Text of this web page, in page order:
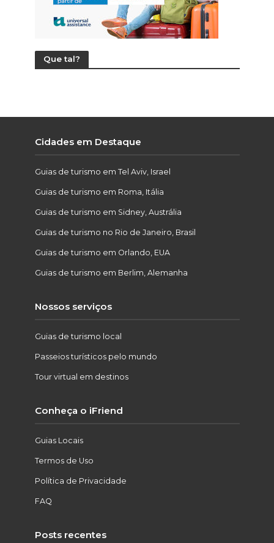
Que tal?
Cidades em Destaque
Guias de turismo em Tel Aviv, Israel
Guias de turismo em Roma, Itália
Guias de turismo em Sidney, Austrália
Guias de turismo no Rio de Janeiro, Brasil
Guias de turismo em Orlando, EUA
Guias de turismo em Berlim, Alemanha
Nossos serviços
Guias de turismo local
Passeios turísticos pelo mundo
Tour virtual em destinos
Conheça o iFriend
Guias Locais
Termos de Uso
Política de Privacidade
FAQ
Posts recentes